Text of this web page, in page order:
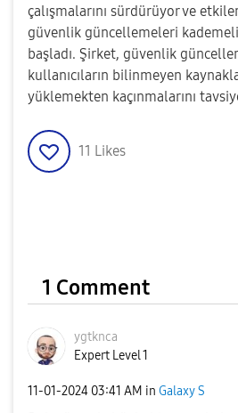
çalışmalarını sürdürüyor ve
güvenlik güncellemeleri
başladı. Şirket, güvenlik
kullanıcıların bilinmeyen
yüklemekten kaçınmalarını
11 Likes
1 Comment
ygtknca
Expert Level 1
‎11-01-2024 03:41 AM in Galaxy S